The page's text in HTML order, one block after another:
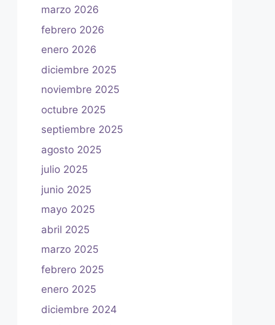
marzo 2026
febrero 2026
enero 2026
diciembre 2025
noviembre 2025
octubre 2025
septiembre 2025
agosto 2025
julio 2025
junio 2025
mayo 2025
abril 2025
marzo 2025
febrero 2025
enero 2025
diciembre 2024